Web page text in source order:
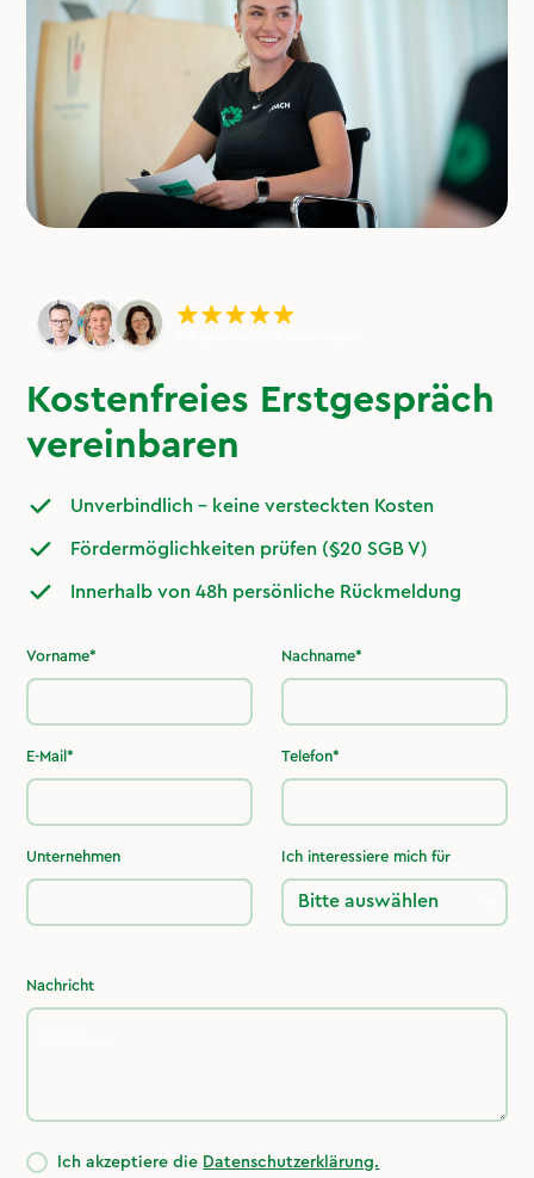
Kostenfreies Erstgespräch
vereinbaren
Unverbindlich – keine versteckten Kosten
Fördermöglichkeiten prüfen (§20 SGB V)
Innerhalb von 48h persönliche Rückmeldung
Vorname* Nachname*
E-Mail* Telefon*
Unternehmen Ich interessiere mich für
Nachricht
Ich akzeptiere die Datenschutzerklärung.